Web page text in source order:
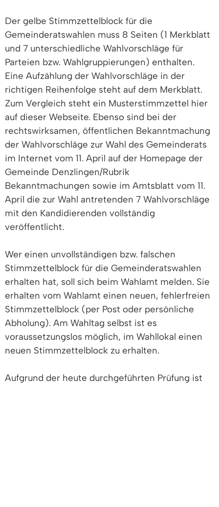
Der gelbe Stimmzettelblock für die
Gemeinderatswahlen muss 8 Seiten (1 Merkblatt
und 7 unterschiedliche Wahlvorschläge für
Parteien bzw. Wahlgruppierungen) enthalten.
Eine Aufzählung der Wahlvorschläge in der
richtigen Reihenfolge steht auf dem Merkblatt.
Zum Vergleich steht ein Musterstimmzettel hier
auf dieser Webseite. Ebenso sind bei der
rechtswirksamen, öffentlichen Bekanntmachung
der Wahlvorschläge zur Wahl des Gemeinderats
im Internet vom 11. April auf der Homepage der
Gemeinde Denzlingen/Rubrik
Bekanntmachungen sowie im Amtsblatt vom 11.
April die zur Wahl antretenden 7 Wahlvorschläge
mit den Kandidierenden vollständig
veröffentlicht.
Wer einen unvollständigen bzw. falschen
Stimmzettelblock für die Gemeinderatswahlen
erhalten hat, soll sich beim Wahlamt melden. Sie
erhalten vom Wahlamt einen neuen, fehlerfreien
Stimmzettelblock (per Post oder persönliche
Abholung). Am Wahltag selbst ist es
voraussetzungslos möglich, im Wahllokal einen
neuen Stimmzettelblock zu erhalten.
Aufgrund der heute durchgeführten Prüfung ist